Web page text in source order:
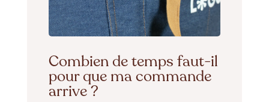
Combien de temps faut-il
pour que ma commande
arrive ?